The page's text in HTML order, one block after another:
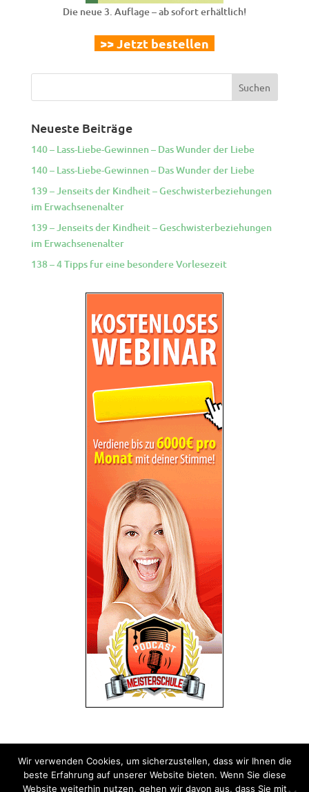
Die neue 3. Auflage – ab sofort erhältlich!
>> Jetzt bestellen
Neueste Beiträge
140 – Lass-Liebe-Gewinnen – Das Wunder der Liebe
140 – Lass-Liebe-Gewinnen – Das Wunder der Liebe
139 – Jenseits der Kindheit – Geschwisterbeziehungen
im Erwachsenenalter
139 – Jenseits der Kindheit – Geschwisterbeziehungen
im Erwachsenenalter
138 – 4 Tipps fur eine besondere Vorlesezeit
Impressum Datenschutz
Wir verwenden Cookies, um sicherzustellen, dass wir Ihnen die
beste Erfahrung auf unserer Website bieten. Wenn Sie diese
Website weiterhin nutzen, gehen wir davon aus, dass Sie mit